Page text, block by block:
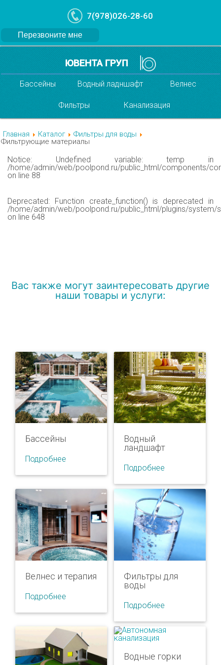
7(978)026-28-60
Перезвоните мне
ЮВЕНТА ГРУП
Бассейны Водный ладншафт Велнес
Фильтры Канализация
Главная Каталог
Фильтры для воды
Фильтрующие материалы
Notice: Undefined variable: temp in
/home/admin/web/poolpond.ru/public_html/components/
on line 88
Deprecated: Function create_function() is deprecated in
/home/admin/web/poolpond.ru/public_html/plugins/system/
on line 648
Вас также могут заинтересовать другие
наши товары и услуги:
Бассейны
Подробнее
Бассейны
Бетонные
бассейны
Стекловолоконные
бассейны
Полипропиленовые
бассейны
Сборно-
каркасные
бассейны
Водный
ландшафт
Подробнее
Садовые
пруды
Пруды
Фонтаны
Велнес и терапия
Подробнее
Сауна
Хамам
Фильтры для
воды
Подробнее
Фильтры для
Водные горки